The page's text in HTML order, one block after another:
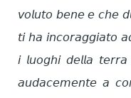
𝘷𝘰𝘭𝘶𝘵𝘰 𝘣𝘦𝘯𝘦 𝘦 𝘤𝘩𝘦
𝘵𝘪 𝘩𝘢 𝘪𝘯𝘤𝘰𝘳𝘢𝘨𝘨𝘪𝘢𝘵𝘰
𝘪 𝘭𝘶𝘰𝘨𝘩𝘪 𝘥𝘦𝘭𝘭𝘢
𝘢𝘶𝘥𝘢𝘤𝘦𝘮𝘦𝘯𝘵𝘦 𝘢